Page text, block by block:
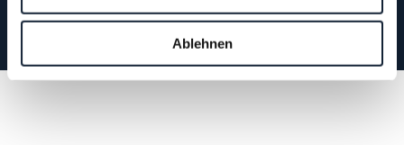
Ablehnen